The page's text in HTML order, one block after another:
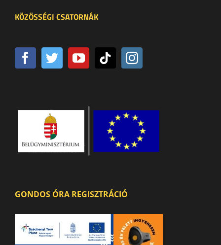
KÖZÖSSÉGI CSATORNÁK
GONDOS ÓRA REGISZTRÁCIÓ